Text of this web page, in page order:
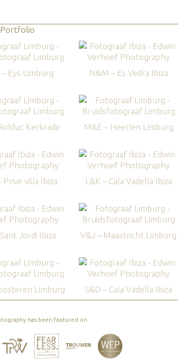
Portfolio
Eys Limburg N&M – Es Vedra Ibiza
Kerkrade M&E – Heerlen Limburg
Prive villa Ibiza L&K – Cala Vadella Ibiza
Sant Jordi Ibiza
V&J – Maastricht Limburg
Limburg S&D – Cala Vadella Ibiza
has been featured on